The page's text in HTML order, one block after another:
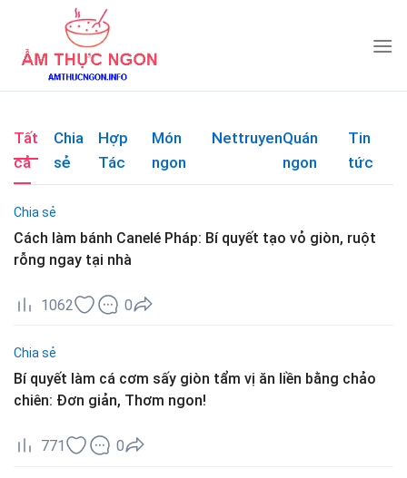
content
Tất
cả
Chia
sẻ
Hợp
Tác
Món
ngon
NettruyenQuán
ngon
Tin
tức
Chia sẻ
Cách làm bánh Canelé Pháp: Bí quyết tạo vỏ giòn, ruột
rỗng ngay tại nhà
1062 0
Chia sẻ
Bí quyết làm cá cơm sấy giòn tẩm vị ăn liền bằng chảo
chiên: Đơn giản, Thơm ngon!
771 0